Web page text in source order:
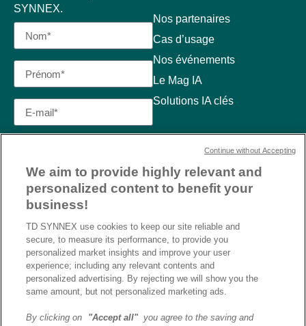
Nos partenaires
Cas d’usage
Nos événements
Le Mag IA
Solutions IA clés
SYNNEX.
We aim to provide highly relevant and
personalized content to benefit your
business!
TD SYNNEX use cookies to keep our site reliable and
secure, to measure its performance, to provide you
personalized market insights and improve your user
experience; including any relevant contents and
personalized advertising. By rejecting we will show you the
same amount, but not personalized marketing ads.
By clicking on "Accept all"you agree to the saving and
Continue without Accepting